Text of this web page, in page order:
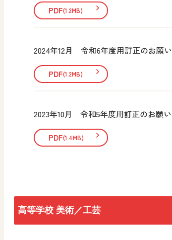
PDF(1.2MB)
2024年12月 令和6年度用訂正のお願い
PDF(1.2MB)
2023年10月 令和5年度用訂正のお願い
PDF(1.4MB)
高等学校 美術／工芸